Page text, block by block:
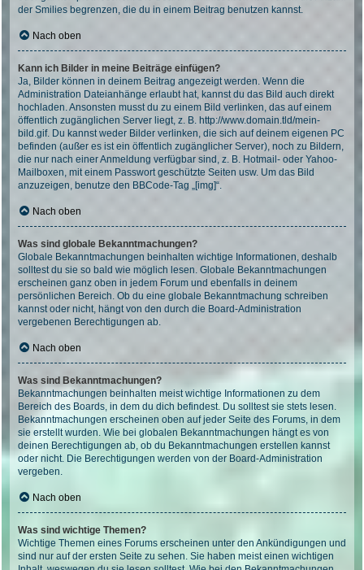
der Smilies begrenzen, die du in einem Beitrag benutzen kannst.
Nach oben
Kann ich Bilder in meine Beiträge einfügen?
Ja, Bilder können in deinem Beitrag angezeigt werden. Wenn die
Administration Dateianhänge erlaubt hat, kannst du das Bild auch direkt
hochladen. Ansonsten musst du zu einem Bild verlinken, das auf einem
öffentlich zugänglichen Server liegt, z. B. http://www.domain.tld/mein-
bild.gif. Du kannst weder Bilder verlinken, die sich auf deinem eigenen PC
befinden (außer es ist ein öffentlich zugänglicher Server), noch zu Bildern,
die nur nach einer Anmeldung verfügbar sind, z. B. Hotmail- oder Yahoo-
Mailboxen, mit einem Passwort geschützte Seiten usw. Um das Bild
anzuzeigen, benutze den BBCode-Tag „[img]“.
Nach oben
Was sind globale Bekanntmachungen?
Globale Bekanntmachungen beinhalten wichtige Informationen, deshalb
solltest du sie so bald wie möglich lesen. Globale Bekanntmachungen
erscheinen ganz oben in jedem Forum und ebenfalls in deinem
persönlichen Bereich. Ob du eine globale Bekanntmachung schreiben
kannst oder nicht, hängt von den durch die Board-Administration
vergebenen Berechtigungen ab.
Nach oben
Was sind Bekanntmachungen?
Bekanntmachungen beinhalten meist wichtige Informationen zu dem
Bereich des Boards, in dem du dich befindest. Du solltest sie stets lesen.
Bekanntmachungen erscheinen oben auf jeder Seite des Forums, in dem
sie erstellt wurden. Wie bei globalen Bekanntmachungen hängt es von
deinen Berechtigungen ab, ob du Bekanntmachungen erstellen kannst
oder nicht. Die Berechtigungen werden von der Board-Administration
vergeben.
Nach oben
Was sind wichtige Themen?
Wichtige Themen eines Forums erscheinen unter den Ankündigungen und
sind nur auf der ersten Seite zu sehen. Sie haben meist einen wichtigen